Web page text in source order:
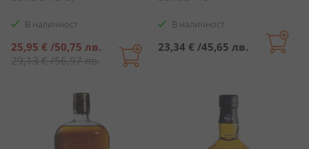
В наличност
Специална
цена
25,95 € /50,75 лв.
29,13 €/56,97 лв.
В наличност
23,34 € /45,65 лв.